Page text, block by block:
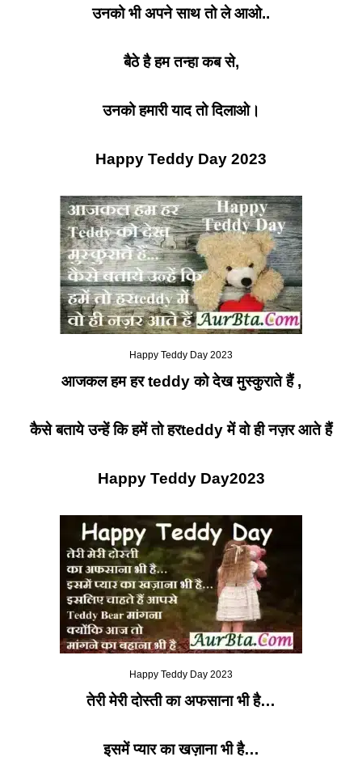
उनको भी अपने साथ तो ले आओ..
बैठे है हम तन्हा कब से,
उनको हमारी याद तो दिलाओ।
Happy Teddy Day 2023
Happy Teddy Day 2023
आजकल हम हरteddyको देख मुस्कुराते हैं,
कैसे बताये उन्हें कि हमें तो हरteddyमें वो ही नज़र आते हैं
Happy Teddy Day2023
Happy Teddy Day 2023
तेरी मेरी दोस्ती का अफसाना भी है…
इसमें प्यार का खज़ाना भी है…